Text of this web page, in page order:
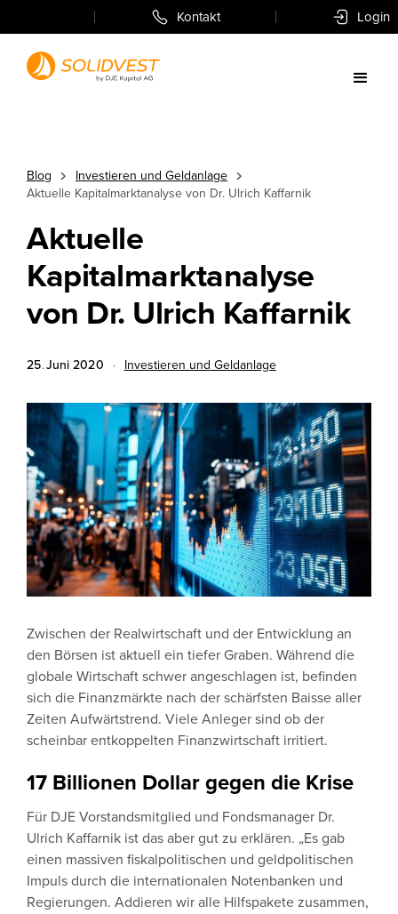
Kontakt Login
Blog
Investieren und Geldanlage
Aktuelle Kapitalmarktanalyse von Dr. Ulrich Kaffarnik
Aktuelle
Kapitalmarktanalyse
von Dr. Ulrich Kaffarnik
25.Juni 2020 · Investieren und Geldanlage
Zwischen der Realwirtschaft und der Entwicklung an
den Börsen ist aktuell ein tiefer Graben. Während die
globale Wirtschaft schwer angeschlagen ist, befinden
sich die Finanzmärkte nach der schärfsten Baisse aller
Zeiten Aufwärtstrend. Viele Anleger sind ob der
scheinbar entkoppelten Finanzwirtschaft irritiert.
17 Billionen Dollar gegen die Krise
Für DJE Vorstandsmitglied und Fondsmanager Dr.
Ulrich Kaffarnik ist das aber gut zu erklären. „Es gab
einen massiven fiskalpolitischen und geldpolitischen
Impuls durch die internationalen Notenbanken und
Regierungen. Addieren wir alle Hilfspakete zusammen,